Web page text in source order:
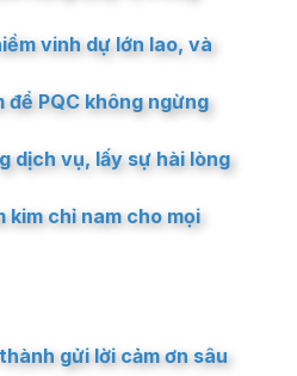
vinh dự lớn lao, và
PQC không ngừng
dịch vụ, lấy sự hài lòng
kim chỉ nam cho mọi
gửi lời cảm ơn sâu